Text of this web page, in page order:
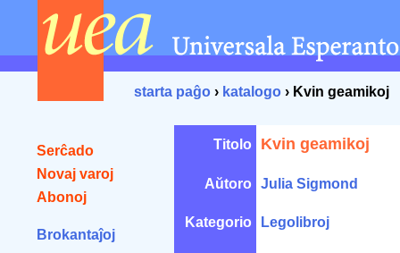
starta paĝo › katalogo › Kvin geamikoj
Serĉado
Novaj varoj
Abonoj
Brokantaĵoj
Titolo Kvin geamikoj
Aŭtoro Julia Sigmond
Kategorio Legolibroj